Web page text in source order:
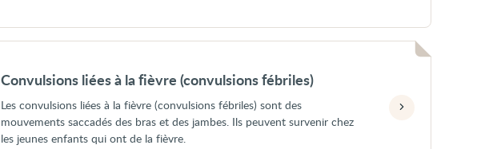
Convulsions liées à la fièvre (convulsions fébriles)
Les convulsions liées à la fièvre (convulsions fébriles) sont des
mouvements saccadés des bras et des jambes. Ils peuvent survenir chez
les jeunes enfants qui ont de la fièvre.